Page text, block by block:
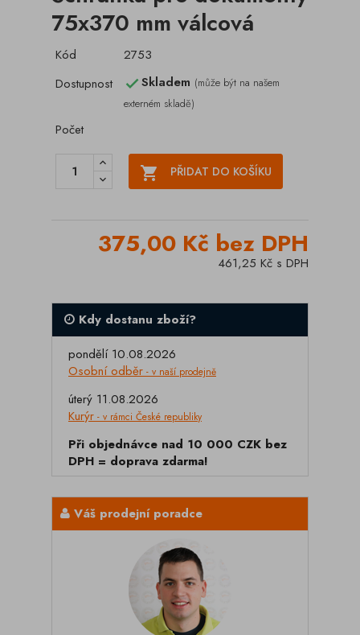
75x370 mm válcová
Kód
2753
Dostupnost
Skladem (může být na našem
externém skladě)
Počet
 PŘIDAT DO KOŠÍKU
375,00 Kč bez DPH
461,25 Kč s DPH
Kdy dostanu zboží?
pondělí 10.08.2026
Osobní odběr - v naší prodejně
úterý 11.08.2026
Kurýr - v rámci České republiky
Při objednávce nad 10 000 CZK bez
DPH = doprava zdarma!
Váš prodejní poradce